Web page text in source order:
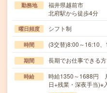
勤務地
福井県越前市
北府駅から徒歩4分
曜日頻度 シフト制
時間 (3交替)8:00～16:10
期間 長期でお仕事できる方
時給
時給1350～1688円
日+残業・深夜手当)※